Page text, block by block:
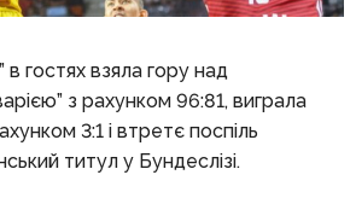
в гостях взяла гору над
з рахунком 96:81, виграла
3:1 і втретє поспіль
титул у Бундеслізі.